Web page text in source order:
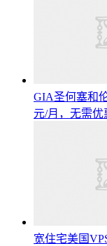
GIA圣何塞和
元/月，无需优
宽住宅美国